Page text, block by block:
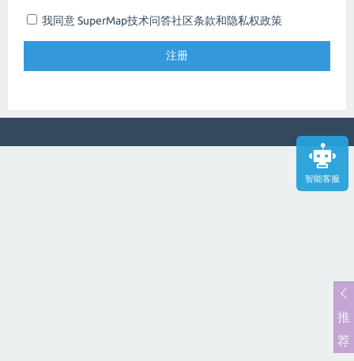
智能客服
我同意 SuperMap技术问答社区条款和隐私权政策